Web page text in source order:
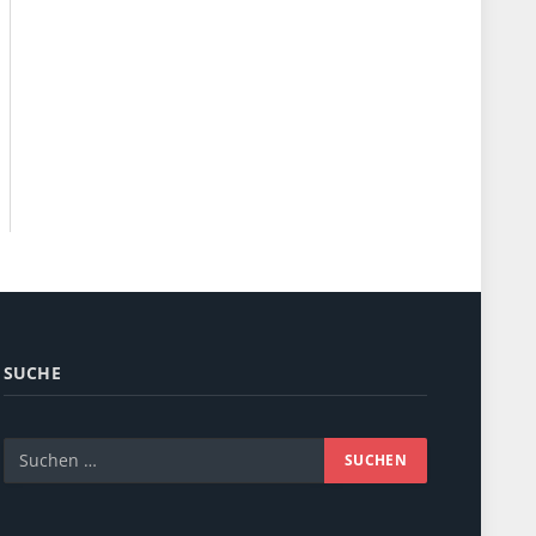
SUCHE